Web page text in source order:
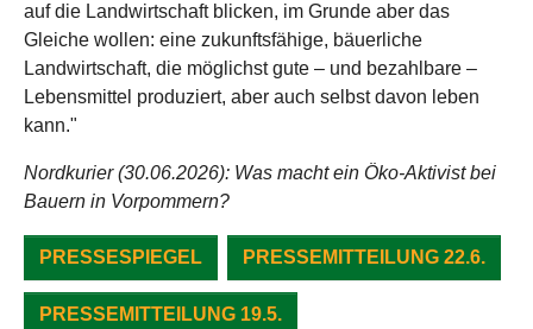
auf die Landwirtschaft blicken, im Grunde aber das
Gleiche wollen: eine zukunftsfähige, bäuerliche
Landwirtschaft, die möglichst gute – und bezahlbare –
Lebensmittel produziert, aber auch selbst davon leben
kann."
Nordkurier (30.06.2026): Was macht ein Öko-Aktivist bei
Bauern in Vorpommern?
PRESSESPIEGEL PRESSEMITTEILUNG 22.6.
PRESSEMITTEILUNG 19.5.